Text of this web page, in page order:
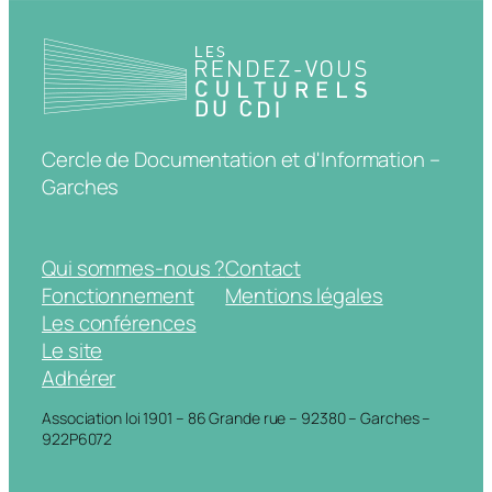
Cercle de Documentation et d'Information –
Garches
Qui sommes-nous ?
Fonctionnement
Les conférences
Le site
Adhérer
Contact
Mentions légales
Association loi 1901 – 86 Grande rue – 92380 – Garches –
922P6072